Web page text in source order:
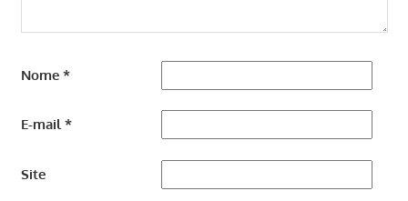
Nome *
E-mail*
Site